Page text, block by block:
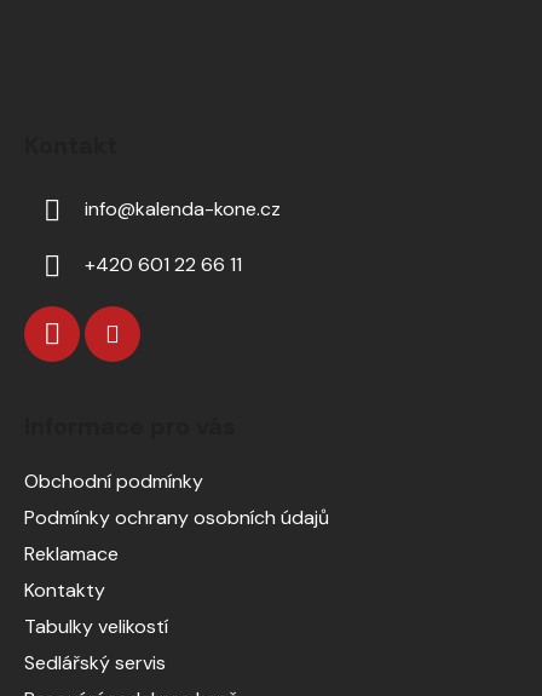
info@kalenda-kone.cz
+420 601 22 66 11
Obchodní podmínky
Podmínky ochrany osobních údajů
Reklamace
Kontakty
Tabulky velikostí
Sedlářský servis